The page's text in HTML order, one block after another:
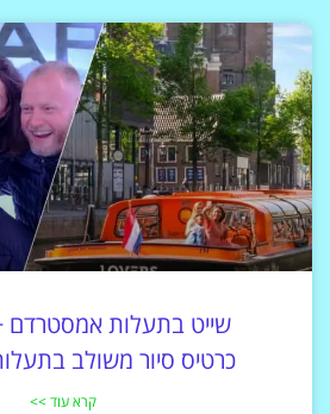
שייט בתעלות אמסטרדם
כרטיס סיור משולב
קרא עוד >>